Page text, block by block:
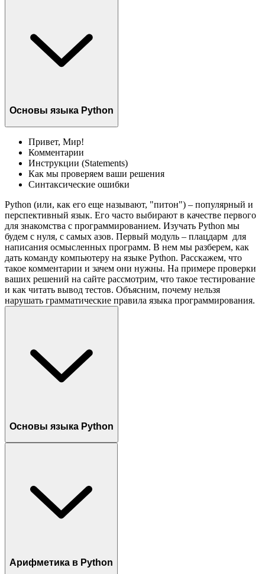
Основы языка Python
Привет, Мир!
Комментарии
Инструкции (Statements)
Как мы проверяем ваши решения
Синтаксические ошибки
Python (или, как его еще называют, "питон") – популярный и
перспективный язык. Его часто выбирают в качестве первого
для знакомства с программированием. Изучать Python мы
будем с нуля, с самых азов. Первый модуль – плацдарм для
написания осмысленных программ. В нем мы разберем, как
дать команду компьютеру на языке Python. Расскажем, что
такое комментарии и зачем они нужны. На примере проверки
ваших решений на сайте рассмотрим, что такое тестирование
и как читать вывод тестов. Объясним, почему нельзя
нарушать грамматические правила языка программирования.
Основы языка Python
Арифметика в Python